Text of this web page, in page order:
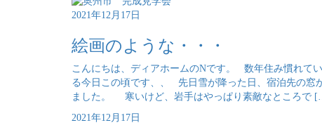
2021年12月17日
絵画のような・・・
こんにちは、ディアホームのNです。 数年住み慣れて
る今日この頃です、、 先日雪が降った日、宿泊先の窓
ました。 寒いけど、岩手はやっぱり素敵なところで
2021年12月17日